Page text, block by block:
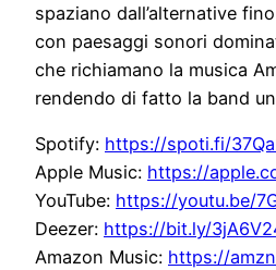
spaziano dall’alternative
con paesaggi sonori
che richiamano la musica
rendendo di fatto la band
Spotify: https://spoti.fi/
Apple Music: https://
YouTube: https://youtu.be/
Deezer: https://bit.ly/
Amazon Music: https://